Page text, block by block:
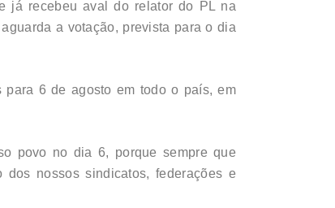
já recebeu aval do relator do PL na
a votação, prevista para o dia
para 6 de agosto em todo o país, em
povo no dia 6, porque sempre que
nossos sindicatos, federações e